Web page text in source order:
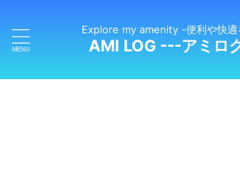
Explore my amenity -便利や快適
AMI LOG ---アミロ